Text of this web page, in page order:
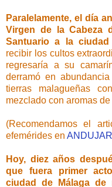
Paralelamente, el día
Virgen de la Cabeza
Santuario a la
recibir los cultos
regresaría a su
derramó en
tierras malagueñas
mezclado con aromas
(Recomendamos el
efemérides en
Hoy, diez años
que fuera primer
ciudad de Málaga de